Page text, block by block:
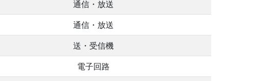
通信・放送
通信・放送
送・受信機
電子回路